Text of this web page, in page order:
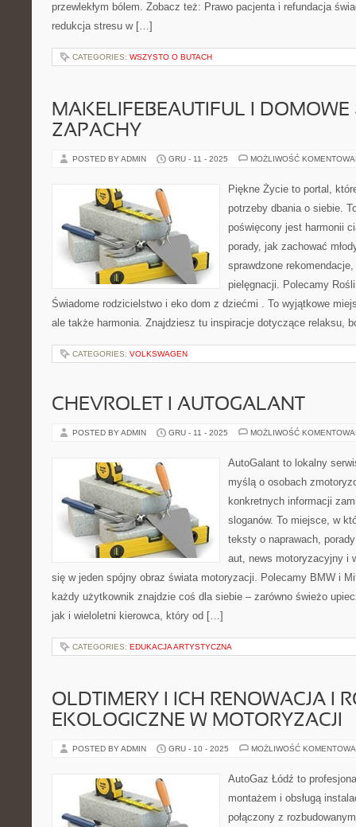
przewlekłym bólem. Zobacz też: Prawo pacjenta i refundacja
redukcja stresu w […]
CATEGORIES: WSZYSTO O BUTACH
MAKELIFEBEAUTIFUL I DOMOWE
ZAPACHY
POSTED BY ADMIN GRU - 11 - 2025 MOŻLIWOŚĆ
Piękne Życie to portal,
potrzeby dbania o siebie.
poświęcony jest harmonii
porady, jak zachować
sprawdzone
pielęgnacji. Polecamy
Świadome rodzicielstwo i eko dom z dziećmi . To wyjątkowe
ale także harmonia. Znajdziesz tu inspiracje dotyczące relaksu,
CATEGORIES: VOLKSWAGEN
CHEVROLET I AUTOGALANT
POSTED BY ADMIN GRU - 11 - 2025 MOŻLIWOŚĆ
AutoGalant to lokalny
myślą o osobach
konkretnych informacji
sloganów. To miejsce, w
teksty o naprawach,
aut, news motoryzacyjny i
się w jeden spójny obraz świata motoryzacji. Polecamy BMW i
każdy użytkownik znajdzie coś dla siebie – zarówno świeżo
jak i wieloletni kierowca, który od […]
CATEGORIES: EDUKACJA ARTYSTYCZNA
OLDTIMERY I ICH RENOWACJA I
EKOLOGICZNE W MOTORYZACJI
POSTED BY ADMIN GRU - 10 - 2025 MOŻLIWOŚĆ
AutoGaz Łódź to
montażem i obsługą
połączony z